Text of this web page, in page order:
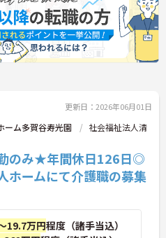
更新日：2026年06月01日
ーム多賀谷寿光園
社会福祉法人清
勤のみ★年間休日126日◎
ームにて介護職の募集
19.7万円程度（諸手当込）